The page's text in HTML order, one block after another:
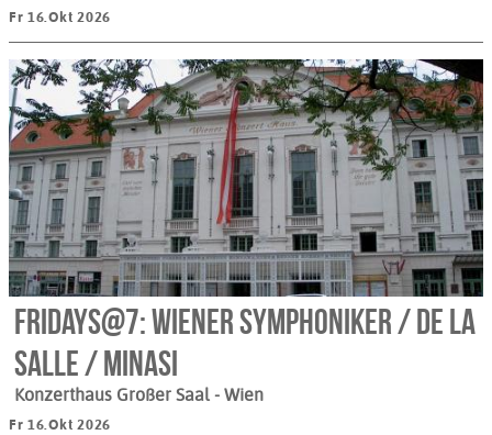
Fr 16.Okt 2026
Fridays@7: Wiener Symphoniker / de la
Salle / Minasi
Konzerthaus Großer Saal - Wien
Fr 16.Okt 2026